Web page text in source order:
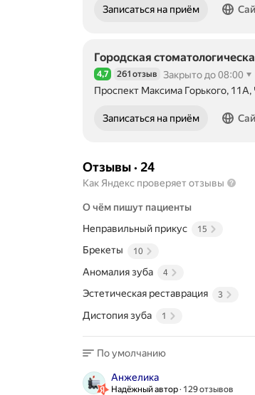
Записаться на приём
Городская
Рейтинг 4,7 из 5
4,7 261 отзыв
Закрыто до 08:00
Проспект Максима Горького, 11А,
Записаться на приём
Отзывы· 24
Как Яндекс проверяет отзывы
О чём пишут пациенты
Неправильный прикус
15
Брекеты 10
Аномалия зуба 4
Эстетическая реставрация 3
Дистопия зуба 1
По умолчанию
Анжелика
Надёжный автор 129 отзывов